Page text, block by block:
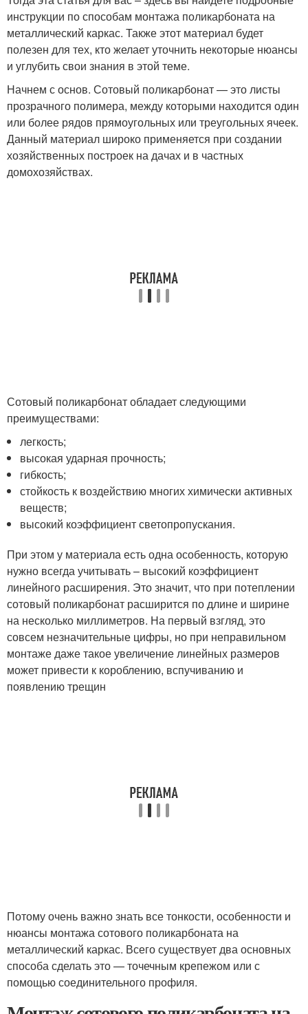
инструкции по способам монтажа поликарбоната на
металлический каркас. Также этот материал будет
полезен для тех, кто желает уточнить некоторые нюансы
и углубить свои знания в этой теме.
Начнем с основ. Сотовый поликарбонат — это листы
прозрачного полимера, между которыми находится один
или более рядов прямоугольных или треугольных ячеек.
Данный материал широко применяется при создании
хозяйственных построек на дачах и в частных
домохозяйствах.
Сотовый поликарбонат обладает следующими
преимуществами:
легкость;
высокая ударная прочность;
гибкость;
стойкость к воздействию многих химически активных
веществ;
высокий коэффициент светопропускания.
При этом у материала есть одна особенность, которую
нужно всегда учитывать – высокий коэффициент
линейного расширения. Это значит, что при потеплении
сотовый поликарбонат расширится по длине и ширине
на несколько миллиметров. На первый взгляд, это
совсем незначительные цифры, но при неправильном
монтаже даже такое увеличение линейных размеров
может привести к короблению, вспучиванию и
появлению трещин
Потому очень важно знать все тонкости, особенности и
нюансы монтажа сотового поликарбоната на
металлический каркас. Всего существует два основных
способа сделать это — точечным крепежом или с
помощью соединительного профиля.